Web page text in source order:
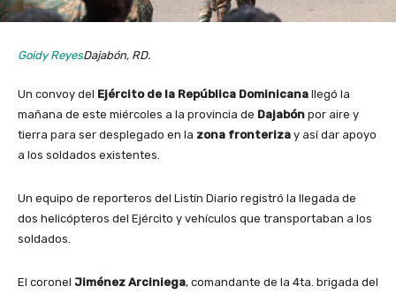
Goidy ReyesDajabón, RD.
Un convoy del Ejército de la República Dominicana llegó la
mañana de este miércoles a la provincia de Dajabón por aire y
tierra para ser desplegado en la zona fronteriza y así dar apoyo
a los soldados existentes.
Un equipo de reporteros del Listín Diario registró la llegada de
dos helicópteros del Ejército y vehículos que transportaban a los
soldados.
El coronel Jiménez Arciniega, comandante de la 4ta. brigada del